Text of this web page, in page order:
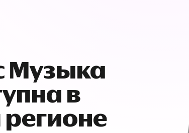
Музыка
в